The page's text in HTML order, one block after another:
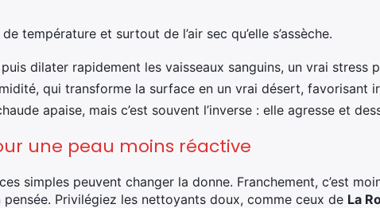
température et surtout de l’air sec qu’elle s’assèche.
dilater rapidement les vaisseaux sanguins, un vrai stress
qui transforme la surface en un vrai désert, favorisant
apaise, mais c’est souvent l’inverse : elle agresse et
une peau moins réactive
simples peuvent changer la donne. Franchement, c’est
Privilégiez les nettoyants doux, comme ceux de La